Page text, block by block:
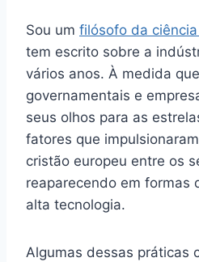
Sou um filósofo da
tem escrito sobre a
vários anos. À medida
governamentais e
seus olhos para as
fatores que
cristão europeu entre os
reaparecendo em formas
alta tecnologia.
Algumas dessas práticas